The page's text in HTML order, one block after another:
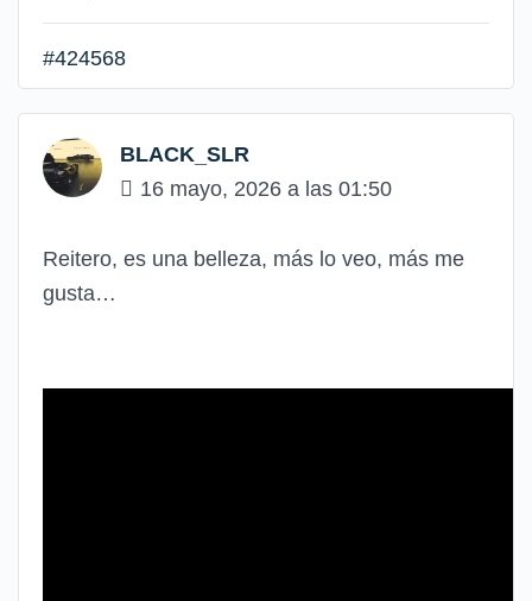
#424568
BLACK_SLR
16 mayo, 2026 a las 01:50
Reitero, es una belleza, más lo veo, más me
gusta…